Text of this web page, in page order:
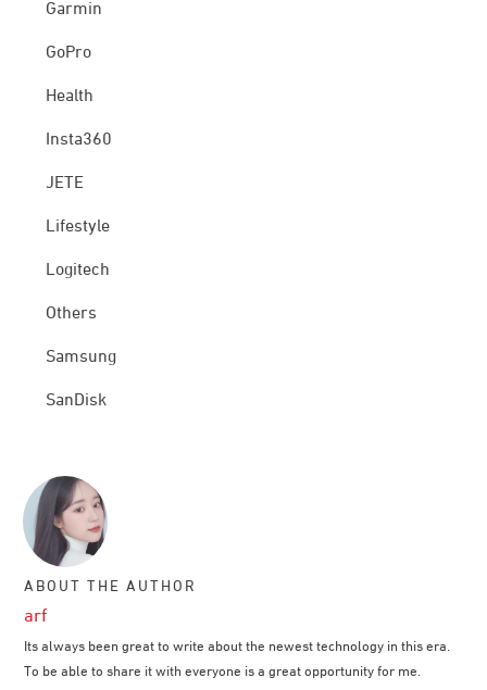
Garmin
GoPro
Health
Insta360
JETE
Lifestyle
Logitech
Others
Samsung
SanDisk
ABOUT THE AUTHOR
arf
Its always been great to write about the newest technology in this era.
To be able to share it with everyone is a great opportunity for me.